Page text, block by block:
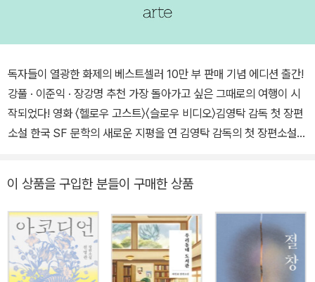
독자들이 열광한 화제의 베스트셀러 10만 부 판매 기념 에디션 출간!
강풀 · 이준익 · 장강명 추천 가장 돌아가고 싶은 그때로의 여행이 시
작되었다! 영화 〈헬로우 고스트〉〈슬로우 비디오〉김영탁 감독 첫 장편
소설 한국 SF 문학의 새로운 지평을 연 김영탁 감독의 첫 장편소설
술대상 신인감독상을 수상하고, 대종상 시나리오상과 신인감독상 및
청룡영화상 신인감독상 후보에 오르며 각본과 연출 모두 데뷔작부터
뛰어난 재능을 인정받았다. 또한 두 번째 작품 〈슬로우 비디오〉까지
큰 사랑을 받으며 친숙한 일상 속에서 펼쳐지는 뛰어난 상상력과 한
번 보면 멈출 수 없게 만드는 천부적 서사력을 증명한 명실상부한 이
이 상품을 구입한 분들이 구매한 상품